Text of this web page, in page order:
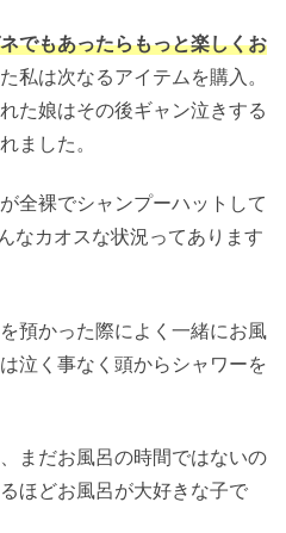
でもあったらもっと楽しくお
私は次なるアイテムを購入。
た娘はその後ギャン泣きする
ました。
全裸でシャンプーハットして
なカオスな状況ってあります
預かった際によく一緒にお風
泣く事なく頭からシャワーを
まだお風呂の時間ではないの
ほどお風呂が大好きな子で